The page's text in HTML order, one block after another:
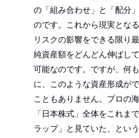
の「組み合わせ」と「配分
のです。これから現実とな
リスクの影響をできる限り
純資産額をどんどん伸ばして
可能なのです。ですが、何
に、このような資産形成が
こともありません。プロの
「日本株式」全体をこれま
ラップ」と見ていた、とい